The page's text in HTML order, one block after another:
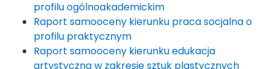
profilu ogólnoakademickim
Raport samooceny kierunku praca socjalna o
profilu praktycznym
Raport samooceny kierunku edukacja
artystyczna w zakresie sztuk plastycznych